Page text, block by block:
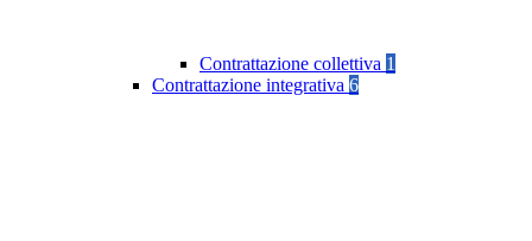
Contrattazione collettiva 1
Contrattazione integrativa 6